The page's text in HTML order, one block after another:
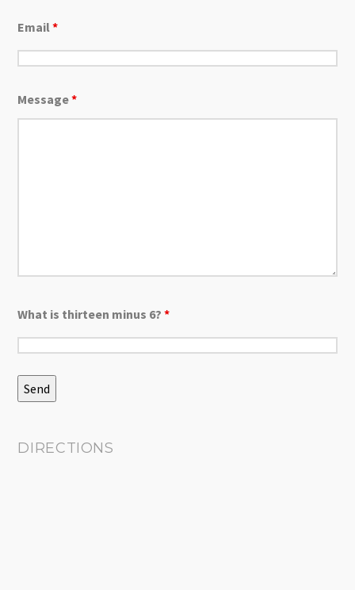
Email*
Message*
What is thirteen minus 6?*
DIRECTIONS